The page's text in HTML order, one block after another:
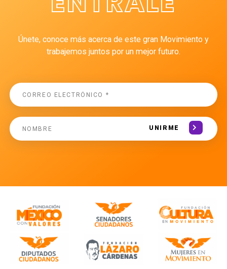
Únete, conoce más acerca de este gran Movimiento y
trabajemos juntos por un mejor futuro.
UNIRME